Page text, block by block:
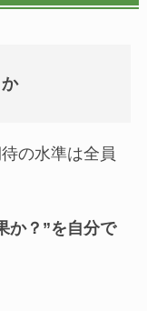
の水準は全員
か？”を自分で